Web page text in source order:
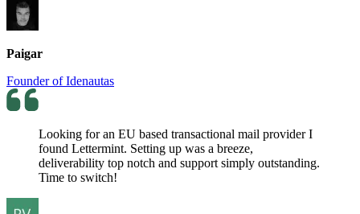
Paigar
Founder of Idenautas
Looking for an EU based transactional mail provider I
found Lettermint. Setting up was a breeze,
deliverability top notch and support simply outstanding.
Time to switch!